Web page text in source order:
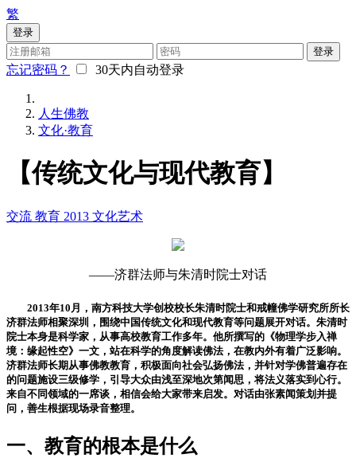
繁
登录
登录
忘记密码？ 30天内自动登录
人生佛教
文化·教育
【传统文化与现代教育】
交流 教育 2013 文化艺术
——济群法师与朱清时院士对话
2013年10月，南方科技大学创校校长朱清时院士和戒幢佛学研究所所长
济群法师相聚深圳，围绕中国传统文化和现代教育等问题展开对话。朱清时
院士本身是科学家，从事高校教育工作多年。他所撰写的《物理学步入禅
境：缘起性空》一文，站在科学的角度解读佛法，在教内外有着广泛影响。
济群法师长期从事佛教教育，积极面向社会弘扬佛法，并针对学佛普遍存在
的问题施设三级修学，引导大众由浅至深地次第闻思，将法义落实到心行。
来自不同领域的一席谈，相信会给大家带来启发。对话由张素闻策划并提
问，善生根据现场录音整理。
一、教育的根本是什么